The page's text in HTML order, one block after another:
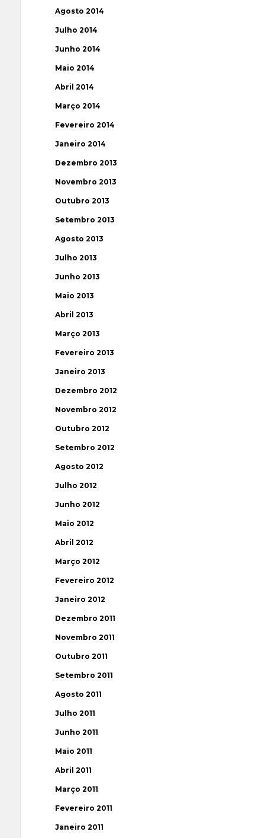
Agosto 2014
Julho 2014
Junho 2014
Maio 2014
Abril 2014
Março 2014
Fevereiro 2014
Janeiro 2014
Dezembro 2013
Novembro 2013
Outubro 2013
Setembro 2013
Agosto 2013
Julho 2013
Junho 2013
Maio 2013
Abril 2013
Março 2013
Fevereiro 2013
Janeiro 2013
Dezembro 2012
Novembro 2012
Outubro 2012
Setembro 2012
Agosto 2012
Julho 2012
Junho 2012
Maio 2012
Abril 2012
Março 2012
Fevereiro 2012
Janeiro 2012
Dezembro 2011
Novembro 2011
Outubro 2011
Setembro 2011
Agosto 2011
Julho 2011
Junho 2011
Maio 2011
Abril 2011
Março 2011
Fevereiro 2011
Janeiro 2011